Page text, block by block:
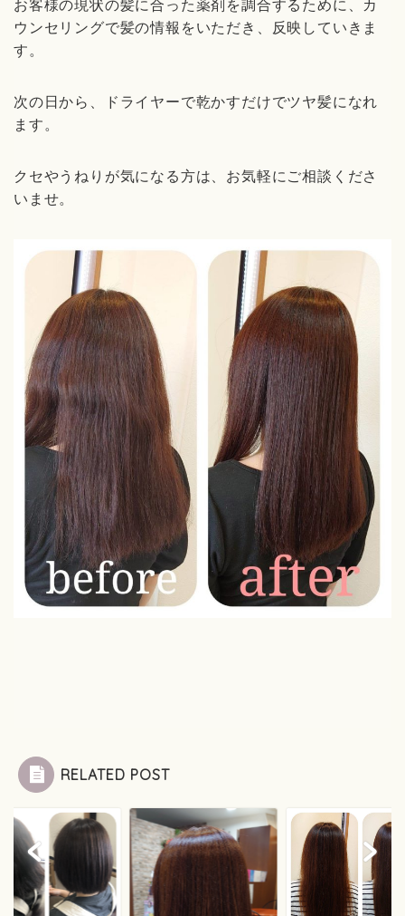
お客様の現状の髪に合った薬剤を調合するために、カ
ウンセリングで髪の情報をいただき、反映していきま
す。
次の日から、ドライヤーで乾かすだけでツヤ髪になれ
ます。
クセやうねりが気になる方は、お気軽にご相談くださ
いませ。
RELATED POST